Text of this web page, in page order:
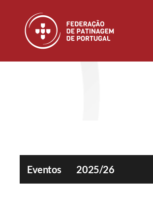
Skip to main content
Eventos 2025/26